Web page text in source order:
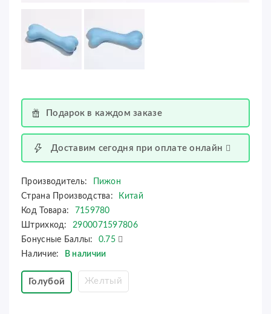
Производитель:
Пижон
Страна Производства:
Китай
Код Товара:
7159780
Штрихкод:
2900071597806
Бонусные Баллы:
0.75
Наличие:
В наличии
Голубой Желтый
Подарок в каждом заказе
Доставим сегодня при оплате онлайн